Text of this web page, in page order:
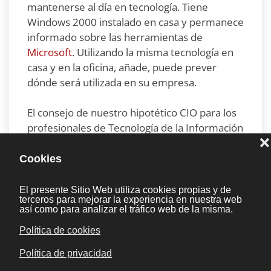
mantenerse al día en tecnología. Tiene
Windows 2000 instalado en casa y permanece
informado sobre las herramientas de
Microsoft. Utilizando la misma tecnología en
casa y en la oficina, añade, puede prever
dónde será utilizada en su empresa.
El consejo de nuestro hipotético CIO para los
profesionales de Tecnología de la Información
buenas relaciones con todo el mundo. No se
superior. Por el contrario, establezca también
alianzas con la comunidad de usuarios. Actúe
con habilidad política en la compañía.
Comprenda que las demandas planteadas al
departamento superan con mucho los